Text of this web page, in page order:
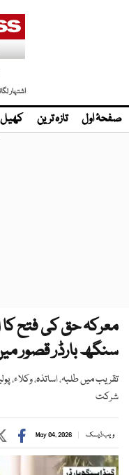
اشتہار
صفحۂ اول تازہ ترین کھیل
معرکہ حق کی فتح
سنگھ بارڈر قصور
تقریب میں طلبہ، اساتذہ، وکلاء،
شرکت
ویب ڈیسک May 04, 2026